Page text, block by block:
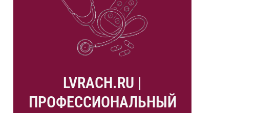
LVRACH.RU |
ПРОФЕССИОНАЛЬНЫЙ